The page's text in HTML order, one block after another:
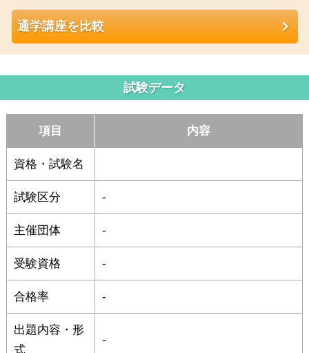
通学講座を比較
試験データ
項目 内容
資格・試験名
試験区分 -
主催団体 -
受験資格 -
合格率 -
出題内容・形
式
-